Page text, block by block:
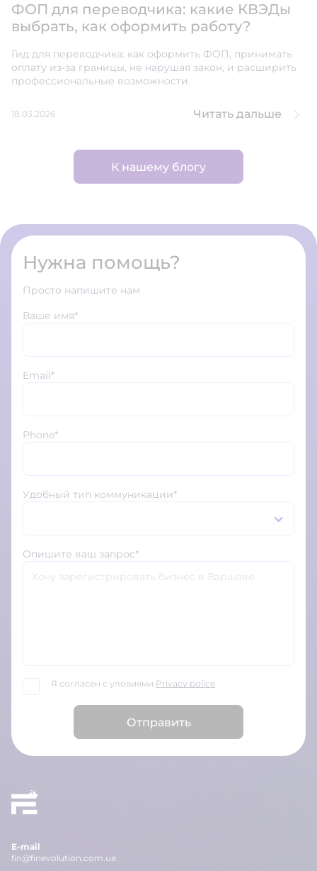
ФОП для переводчика: какие КВЭДы
выбрать, как оформить работу?
Гид для переводчика: как оформить ФОП, принимать
оплату из-за границы, не нарушая закон, и расширить
профессиональные возможности
18.03.2026 Читать дальше
К нашему блогу
Нужна помощь?
Просто напишите нам
Ваше имя*
Email*
Phone*
Удобный тип коммуникации*
Опишите ваш запрос*
Я согласен с уловиями Privacy police
Отправить
E-mail
fin@finevolution.com.ua